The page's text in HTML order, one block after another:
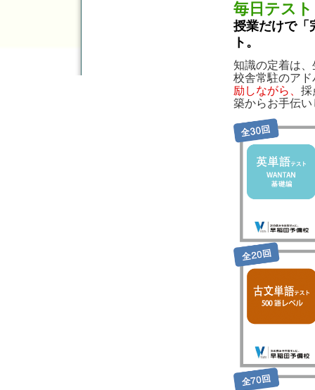
毎日テスト
授業だけで「
ト。
知識の定着は
校舎常駐のア
励しながら、 採
築からお手伝い